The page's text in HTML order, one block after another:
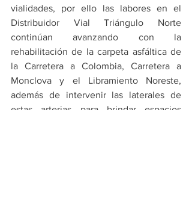
vialidades, por ello las labores en el
Distribuidor Vial Triángulo Norte
continúan avanzando con la
rehabilitación de la carpeta asfáltica de
la Carretera a Colombia, Carretera a
Monclova y el Libramiento Noreste,
además de intervenir las laterales de
estas arterias para brindar espacios